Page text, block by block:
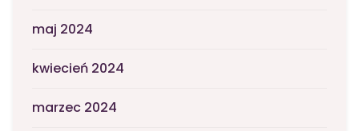
maj 2024
kwiecień 2024
marzec 2024